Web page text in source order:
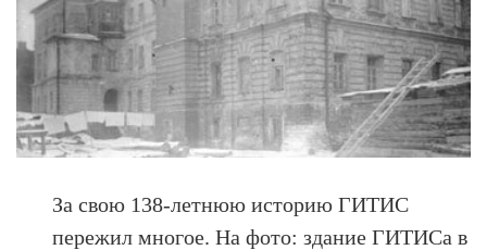
За свою 138-летнюю историю ГИТИС
пережил многое. На фото: здание ГИТИСа в